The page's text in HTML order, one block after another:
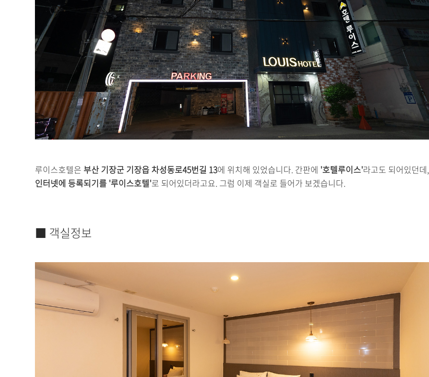
루이스호텔은 부산 기장군 기장읍 차성동로45번길 13에 위치해 있었습니다. 간판에 '호텔루이스'라고도 되어있던데,
인터넷에 등록되기를 '루이스호텔'로 되어있더라고요. 그럼 이제 객실로 들어가 보겠습니다.
■ 객실정보